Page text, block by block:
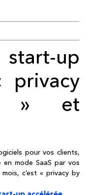
up
privacy
» et
pour vos clients,
mode SaaS par vos
c’est « privacy by